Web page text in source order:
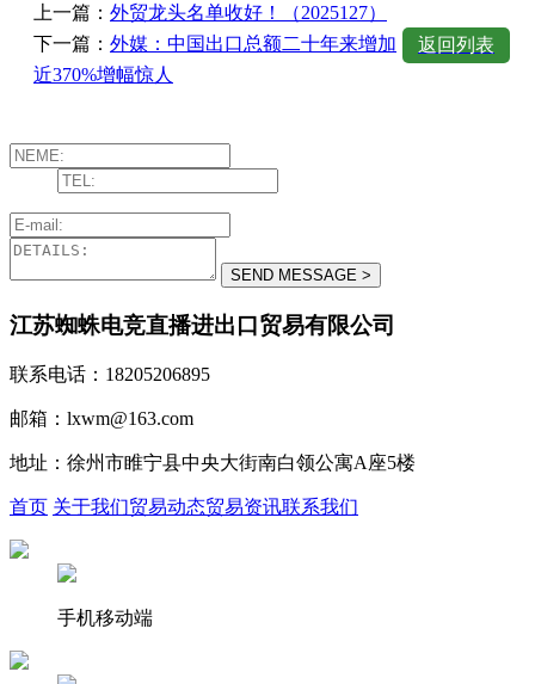
上一篇： 外贸龙头名单收好！（2025127）
下一篇： 外媒：中国出口总额二十年来增加
近370%增幅惊人
返回列表
江苏蜘蛛电竞直播进出口贸易有限公司
联系电话：18205206895
邮箱：lxwm@163.com
地址：徐州市睢宁县中央大街南白领公寓A座5楼
首页 关于我们贸易动态贸易资讯联系我们
手机移动端